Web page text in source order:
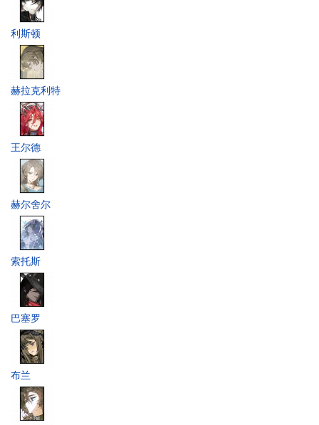
利斯顿
赫拉克利特
王尔德
赫尔舍尔
索托斯
巴塞罗
布兰